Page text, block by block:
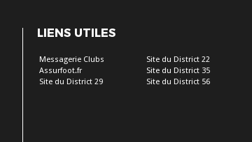
LIENS UTILES
Messagerie Clubs
Assurfoot.fr
Site du District 29
Site du District 22
Site du District 35
Site du District 56